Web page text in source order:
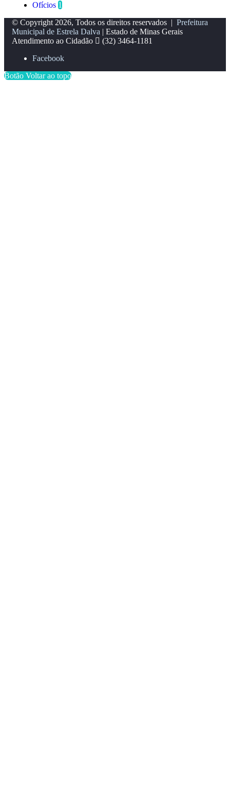
Ofícios 1
© Copyright 2026, Todos os direitos reservados | Prefeitura
Municipal de Estrela Dalva | Estado de Minas Gerais
Atendimento ao Cidadão
(32) 3464-1181
Facebook
Botão Voltar ao topo